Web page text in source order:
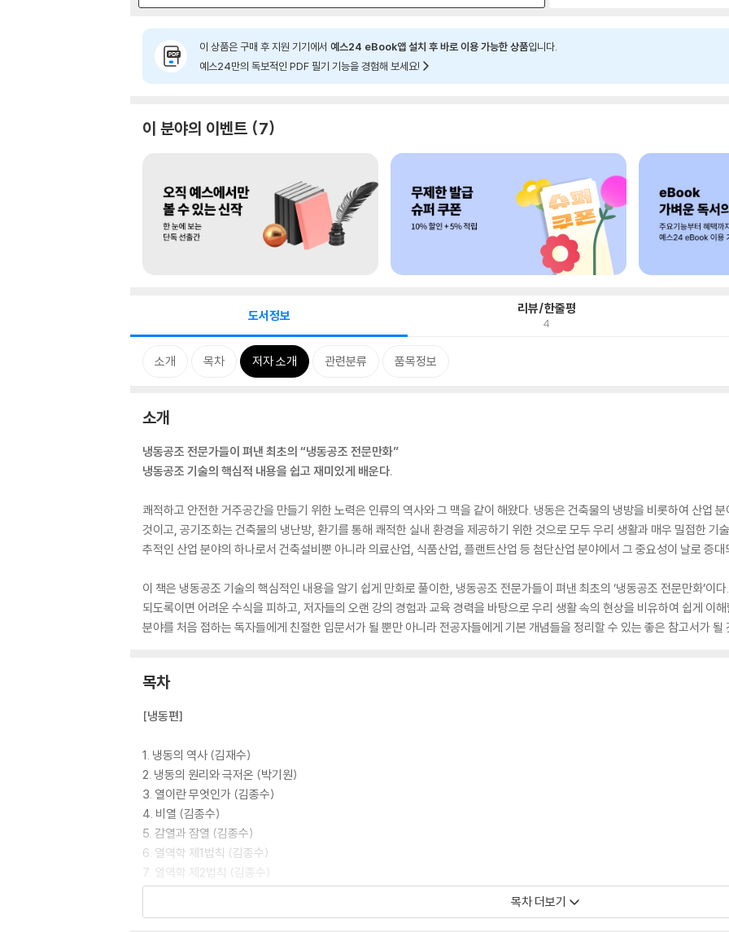
이 상품은 구매 후 지원 기기에서 예스24 eBook앱 설치 후 바로 이용 가능한 상품입니다.
예스24만의 독보적인 PDF 필기 기능을 경험해 보세요!
이 분야의 이벤트 7
도서정보 리뷰/한줄평
4
소개 목차 저자 소개 관련분류 품목정보
소개
냉동공조 전문가들이 펴낸 최초의 “냉동공조 전문만화”
냉동공조 기술의 핵심적 내용을 쉽고 재미있게 배운다.
쾌적하고 안전한 거주공간을 만들기 위한 노력은 인류의 역사와 그 맥을 같이 해왔다. 냉동은 건축물의 냉방을 비롯하여 산업
것이고, 공기조화는 건축물의 냉난방, 환기를 통해 쾌적한 실내 환경을 제공하기 위한 것으로 모두 우리 생활과 매우 밀접한 기
추적인 산업 분야의 하나로서 건축설비뿐 아니라 의료산업, 식품산업, 플랜트산업 등 첨단산업 분야에서 그 중요성이 날로 증대
이 책은 냉동공조 기술의 핵심적인 내용을 알기 쉽게 만화로 풀이한, 냉동공조 전문가들이 펴낸 최초의 ‘냉동공조 전문만화’이다.
되도록이면 어려운 수식을 피하고, 저자들의 오랜 강의 경험과 교육 경력을 바탕으로 우리 생활 속의 현상을 비유하여 쉽게 이
분야를 처음 접하는 독자들에게 친절한 입문서가 될 뿐만 아니라 전공자들에게 기본 개념들을 정리할 수 있는 좋은 참고서가 될
목차
[냉동편]
1. 냉동의 역사 (김재수)
2. 냉동의 원리와 극저온 (박기원)
3. 열이란 무엇인가 (김종수)
4. 비열 (김종수)
5. 감열과 잠열 (김종수)
6. 열역학 제1법칙 (김종수)
7. 열역학 제2법칙 (김종수)
8. 냉매 (서광수)
목차 더보기